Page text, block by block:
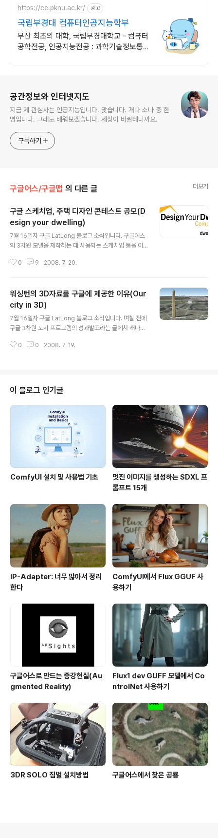
https://ce.pknu.ac.kr/ 광고
국립부경대 컴퓨터인공지능학부
부산 최초의 대학, 국립부경대학교 - 컴퓨터
공학전공, 인공지능전공 : 과학기술정보통신
공간정보와 인터넷지도
지금 제 관심사는 인공지능입니다. 맞습니다. 개나 소나 중 한
명입니다. 그래도 배워보겠습니다. 세상이 바뀔테니까요.
구독하기
구글어스/구글맵 의 다른 글 더보기
구글 스케치업, 주택 디자인 콘테스트 공모(D
esign your dwelling)
7월 16일자 구글 LatLong 블로그 소식입니다. 구글어스
의 3차원 모델을 제작하는 데 사용되는 스케치업 툴을 이
테스트 공식 웹사이트를 들어가 보시면 자세한 내용을 알
후, Google 3D 이미지갤러리(Warehouse)에 올리면
됩니다. 건물의 면적은 250 평방미터를 초과해서는 안되
며, 기후나 접근로 등을 고려해서 설계해야 한다고 합니다.
자세한 규칙은 pdf 파일을 읽어보시면 됩니다. 마감일은 8
월 31일이고, 1등을 차지하신 분은 9월 12일에 샌프란시
스코를 방문하여 위 지역을 방문하고, 여러가지 행사를 갖
0 9 2008. 7. 20.
워싱턴의 3D자료를 구글에 제공한 이유(Our
city in 3D)
7월 16일자 구글 LatLong 블로그 소식입니다. 며칠 전에
구글 3차원 도시 프로그램의 성과발표라는 글에서 캐나다
3차원 모델을 소개드렸습니다. 나나이모 시외에도 많은 도
첫번째는 오벨리스크 형태의 모뉴먼트로, 뒷편에 멀리 보
이는 건물이 링컨 기념관입니다. 다음은 미국 국회의사당
빌딩입니다. 멀리 뒤로 엄청나게 많은 건물을 보실 수 있습
니다. 총 10만여개에 달한다고 하네요. ==== 이전 글의
원문 맨 아래쪽을 보면, 워싱턴 D.C.의 GIS 매니저가, 왜
자신들의 데..
0 0 2008. 7. 19.
이 블로그 인기글
ComfyUI 설치 및 사용법 기초
멋진 이미지를 생성하는 SDXL 프
롬프트 15개
IP-Adapter: 너무 많아서 정리
한다
ComfyUI에서 Flux GGUF 사
용하기
구글어스로 만드는 증강현실(Au
gmented Reality)
Flux1 dev GUFF 모델에서 Co
ntrolNet 사용하기
3DR SOLO 짐벌 설치방법 구글어스에서 찾은 공룡